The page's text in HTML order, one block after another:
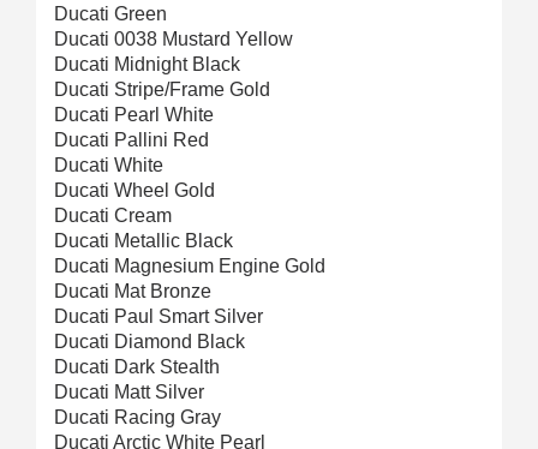
Ducati Green
Ducati 0038 Mustard Yellow
Ducati Midnight Black
Ducati Stripe/Frame Gold
Ducati Pearl White
Ducati Pallini Red
Ducati White
Ducati Wheel Gold
Ducati Cream
Ducati Metallic Black
Ducati Magnesium Engine Gold
Ducati Mat Bronze
Ducati Paul Smart Silver
Ducati Diamond Black
Ducati Dark Stealth
Ducati Matt Silver
Ducati Racing Gray
Ducati Arctic White Pearl